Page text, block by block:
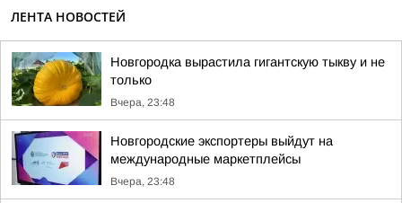
ЛЕНТА НОВОСТЕЙ
Новгородка вырастила гигантскую тыкву и не
только
Вчера, 23:48
Новгородские экспортеры выйдут на
международные маркетплейсы
Вчера, 23:48